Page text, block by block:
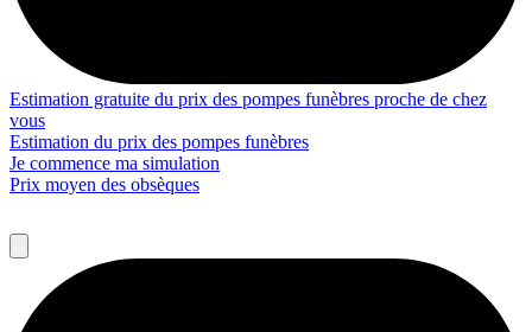
Estimation gratuite du prix des pompes funèbres proche de chez
vous
Estimation du prix des pompes funèbres
Je commence ma simulation
Prix moyen des obsèques